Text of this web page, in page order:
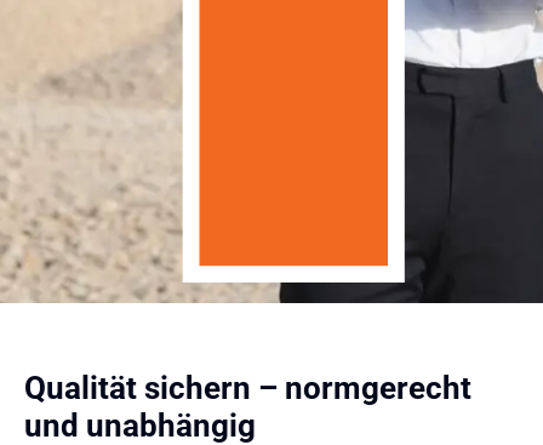
Qualität sichern – normgerecht
und unabhängig